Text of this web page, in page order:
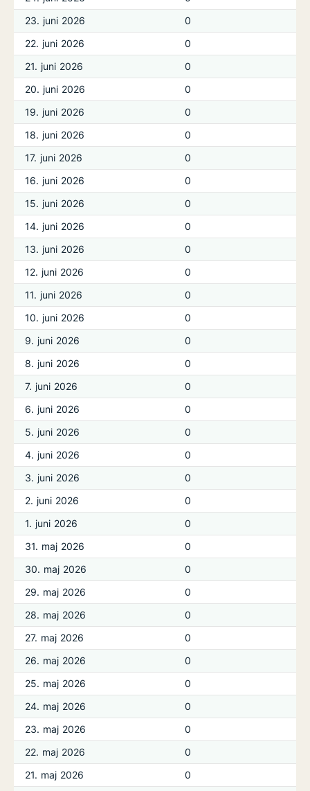
23. juni 2026
0
22. juni 2026
0
21. juni 2026
0
20. juni 2026
0
19. juni 2026
0
18. juni 2026
0
17. juni 2026
0
16. juni 2026
0
15. juni 2026
0
14. juni 2026
0
13. juni 2026
0
12. juni 2026
0
11. juni 2026
0
10. juni 2026
0
9. juni 2026
0
8. juni 2026
0
7. juni 2026
0
6. juni 2026
0
5. juni 2026
0
4. juni 2026
0
3. juni 2026
0
2. juni 2026
0
1. juni 2026
0
31. maj 2026
0
30. maj 2026
0
29. maj 2026
0
28. maj 2026
0
27. maj 2026
0
26. maj 2026
0
25. maj 2026
0
24. maj 2026
0
23. maj 2026
0
22. maj 2026
0
21. maj 2026
0